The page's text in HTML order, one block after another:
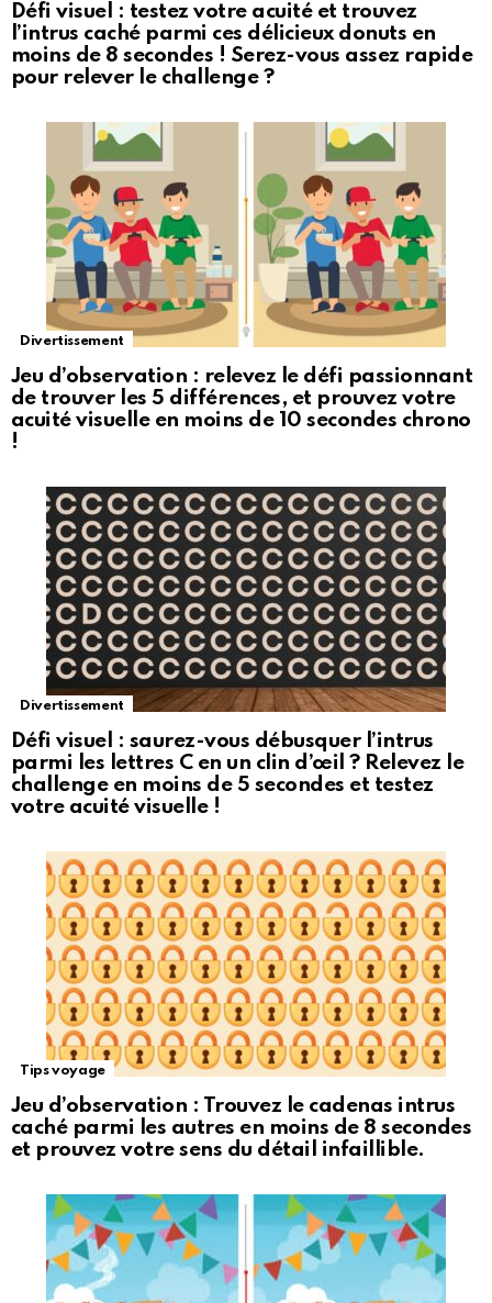
Défi visuel : testez votre acuité et trouvez
l’intrus caché parmi ces délicieux donuts en
moins de 8 secondes ! Serez-vous assez rapide
pour relever le challenge ?
Divertissement
Jeu d’observation : relevez le défi passionnant
de trouver les 5 différences, et prouvez votre
acuité visuelle en moins de 10 secondes chrono
!
Divertissement
Défi visuel : saurez-vous débusquer l’intrus
parmi les lettres C en un clin d’œil ? Relevez le
challenge en moins de 5 secondes et testez
votre acuité visuelle !
Tips voyage
Jeu d’observation : Trouvez le cadenas intrus
caché parmi les autres en moins de 8 secondes
et prouvez votre sens du détail infaillible.